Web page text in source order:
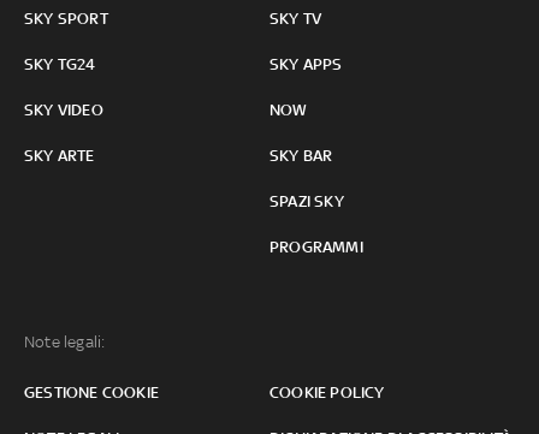
SKY SPORT
SKY TG24
SKY VIDEO
SKY ARTE
SKY TV
SKY APPS
NOW
SKY BAR
SPAZI SKY
PROGRAMMI
Note legali:
GESTIONE COOKIE COOKIE POLICY